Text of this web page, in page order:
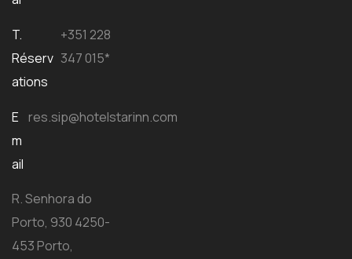
T.
Réserv
ations
+351 228
347 015*
E
m
ail
res.sip@hotelstarinn.com
R. Senhora do
Porto, 930 4250-
453 Porto,